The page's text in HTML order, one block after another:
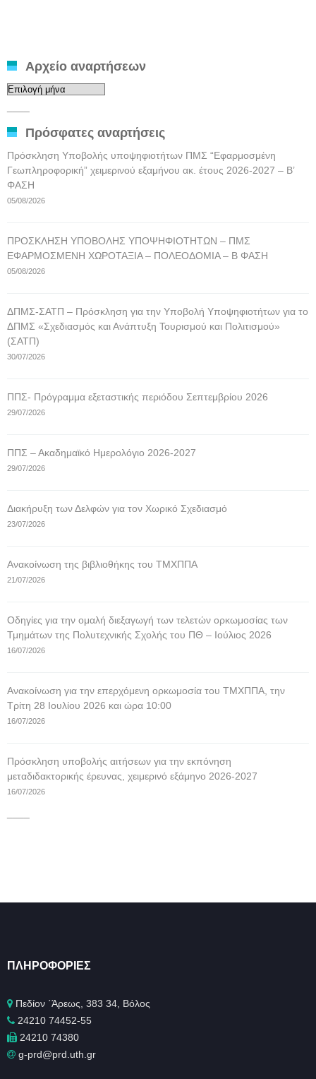
Αρχείο αναρτήσεων
Αρχείο
Πρόσφατες αναρτήσεις
Πρόσκληση Υποβολής υποψηφιοτήτων ΠΜΣ “Εφαρμοσμένη
Γεωπληροφορική” χειμερινού εξαμήνου ακ. έτους 2026-2027 – Β’
ΦΑΣΗ
05/08/2026
ΠΡΟΣΚΛΗΣΗ ΥΠΟΒΟΛΗΣ ΥΠΟΨΗΦΙΟΤΗΤΩΝ – ΠΜΣ
ΕΦΑΡΜΟΣΜΕΝΗ ΧΩΡΟΤΑΞΙΑ – ΠΟΛΕΟΔΟΜΙΑ – Β ΦΑΣΗ
05/08/2026
ΔΠΜΣ-ΣΑΤΠ – Πρόσκληση για την Υποβολή Υποψηφιοτήτων για το
ΔΠΜΣ «Σχεδιασμός και Ανάπτυξη Τουρισμού και Πολιτισμού»
(ΣΑΤΠ)
30/07/2026
ΠΠΣ- Πρόγραμμα εξεταστικής περιόδου Σεπτεμβρίου 2026
29/07/2026
ΠΠΣ – Ακαδημαϊκό Ημερολόγιο 2026-2027
29/07/2026
Διακήρυξη των Δελφών για τον Χωρικό Σχεδιασμό
23/07/2026
Ανακοίνωση της βιβλιοθήκης του ΤΜΧΠΠΑ
21/07/2026
Οδηγίες για την ομαλή διεξαγωγή των τελετών ορκωμοσίας των
Τμημάτων της Πολυτεχνικής Σχολής του ΠΘ – Ιούλιος 2026
16/07/2026
Ανακοίνωση για την επερχόμενη ορκωμοσία του ΤΜΧΠΠΑ, την
Τρίτη 28 Ιουλίου 2026 και ώρα 10:00
16/07/2026
Πρόσκληση υποβολής αιτήσεων για την εκπόνηση
μεταδιδακτορικής έρευνας, χειμερινό εξάμηνο 2026-2027
16/07/2026
ΠΛΗΡΟΦΟΡΊΕΣ
Πεδίον ΄Άρεως, 383 34, Βόλος
24210 74452-55
24210 74380
g-prd@prd.uth.gr